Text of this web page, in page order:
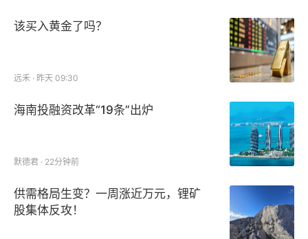
该买入黄金了吗？
远禾 · 昨天 09:30
海南投融资改革“19条”出炉
默德君 · 22分钟前
供需格局生变？一周涨近万元，锂矿
股集体反攻！